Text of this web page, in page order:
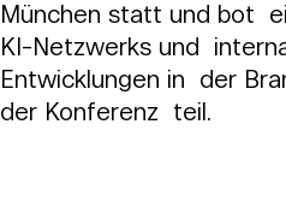
München statt und bot
KI-Netzwerks und
Entwicklungen in  der
der Konferenz  teil.